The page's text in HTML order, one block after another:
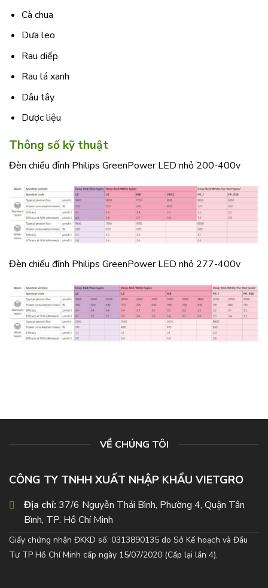
Cà chua
Dưa leo
Rau diếp
Rau lá xanh
Dâu tây
Dược liệu
Thông số kỹ thuật
Đèn chiếu đỉnh Philips GreenPower LED nhỏ 200-400v
Đèn chiếu đỉnh Philips GreenPower LED nhỏ 277-400v
VỀ CHÚNG TÔI
CÔNG TY TNHH XUẤT NHẬP KHẨU VIETGRO
Địa chỉ: 37/6 Nguyễn Thái Bình, Phường 4, Quận Tân
Bình, TP. Hồ Chí Minh
Giấy chứng nhận ĐKKD số: 0313890135 do Sở Kế hoạch và Đầu
Tư TP Hồ Chí Minh cấp ngày 15/07/2020 (Cấp lại lần 4).